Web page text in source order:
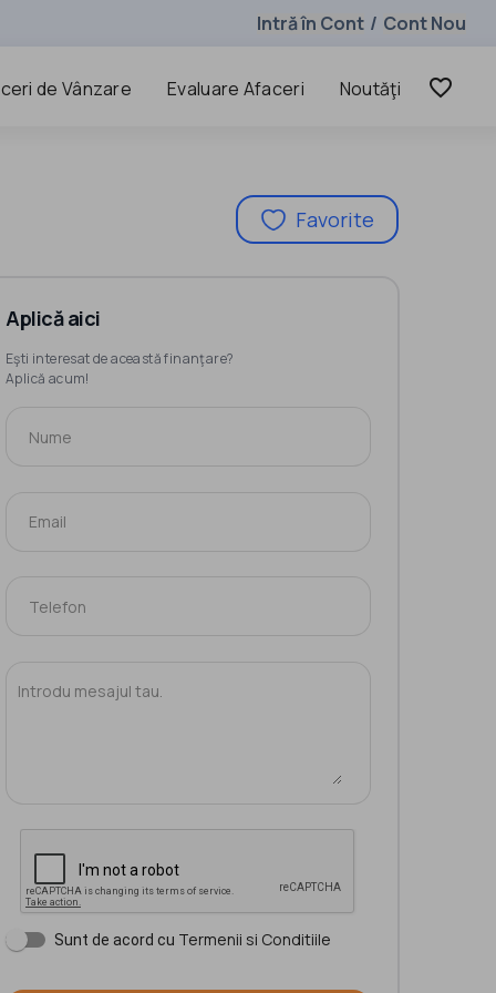
Intră în Cont / Cont Nou
de Vânzare Evaluare Afaceri Noutăţi favorite_border
Favorite
Aplică aici
Eşti interesat de această finanţare?
Aplică acum!
Sunt de acord cu Termenii si Conditiile